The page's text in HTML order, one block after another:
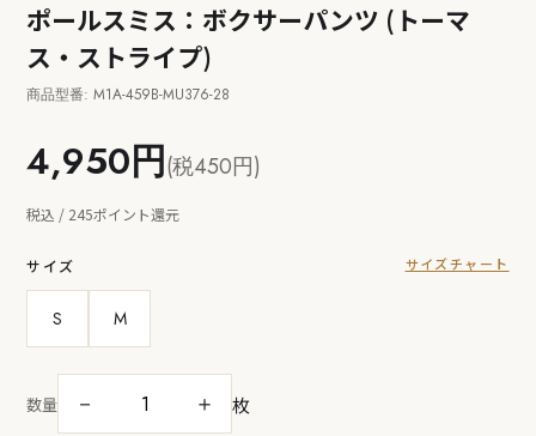
ポールスミス：ボクサーパンツ (トーマ
ス・ストライプ)
商品型番: M1A-459B-MU376-28
4,950円(税450円)
税込 / 245ポイント還元
サイズ サイズチャート
S M
数量 － ＋ 枚